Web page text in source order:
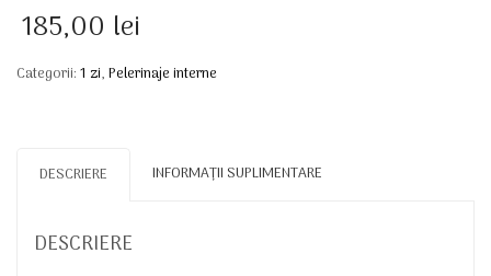
185,00 lei
Categorii:1 zi,Pelerinaje interne
DESCRIERE INFORMAȚII SUPLIMENTARE
DESCRIERE